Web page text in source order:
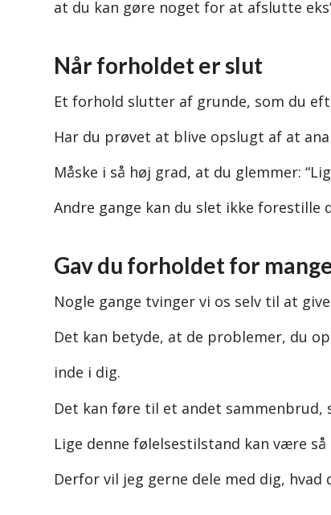
at du kan gøre noget for at afslutte
Når forholdet er slut
Et forhold slutter af grunde, som du
Har du prøvet at blive opslugt af at
Måske i så høj grad, at du glemmer:
Andre gange kan du slet ikke forestille
Gav du forholdet for
Nogle gange tvinger vi os selv til at
Det kan betyde, at de problemer, du
inde i dig.
Det kan føre til et andet
Lige denne følelsestilstand kan være
Derfor vil jeg gerne dele med dig,